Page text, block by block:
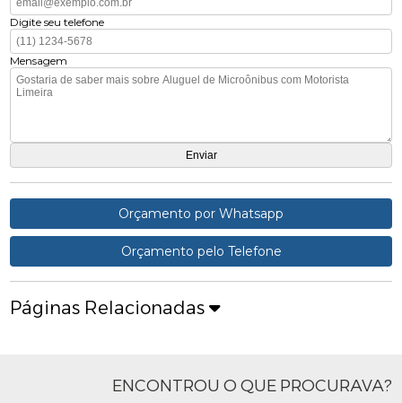
Digite seu telefone
Mensagem
Orçamento por Whatsapp
Orçamento pelo Telefone
Páginas Relacionadas
ENCONTROU O QUE PROCURAVA?